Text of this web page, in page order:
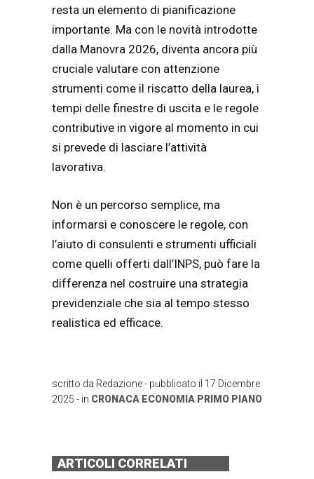
resta un elemento di pianificazione
importante. Ma con le novità introdotte
dalla Manovra 2026, diventa ancora più
cruciale valutare con attenzione
strumenti come il riscatto della laurea, i
tempi delle finestre di uscita e le regole
contributive in vigore al momento in cui
si prevede di lasciare l’attività
lavorativa.
Non è un percorso semplice, ma
informarsi e conoscere le regole, con
l’aiuto di consulenti e strumenti ufficiali
come quelli offerti dall’INPS, può fare la
differenza nel costruire una strategia
previdenziale che sia al tempo stesso
realistica ed efficace.
scritto da Redazione- pubblicato il 17 Dicembre
2025 - in CRONACA ECONOMIA PRIMO PIANO
ARTICOLI CORRELATI